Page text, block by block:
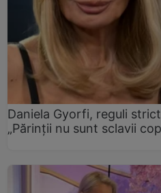
Daniela Gyorfi, reguli
„Părinții nu sunt sclavii